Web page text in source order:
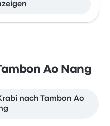
Ao Nang
nach Tambon Ao